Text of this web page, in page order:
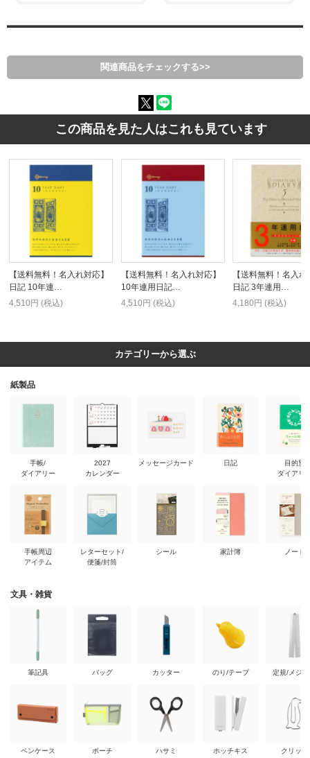
関連商品をチェックする>>
この商品を見た人はこれも見ています
【送料無料！名入れ対応】
日記 10年連…
4,510円 (税込)
【送料無料！名入れ対応】
10年連用日記…
4,510円 (税込)
【送料無料！名入
日記 3年連用…
4,180円 (税込)
カテゴリーから選ぶ
紙製品
手帳/
ダイアリー
手帳周辺
アイテム
2027
カレンダー
レターセット/
便箋/封筒
メッセージカード
シール
日記
家計簿
目的別
ダイアリ
ノート
文具・雑貨
筆記具
ペンケース
バッグ
ポーチ
カッター
ハサミ
のり/テープ
ホッチキス
定規/メジ
クリップ